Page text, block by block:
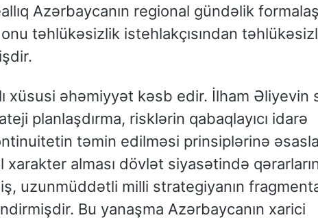
Azərbaycanın regional gündəlik
təhlükəsizlik istehlakçısından
xüsusi əhəmiyyət kəsb edir. İlham Əliyevin
planlaşdırma, risklərin qabaqlayıcı idarə
təmin edilməsi prinsiplərinə
alması dövlət siyasətində
uzunmüddətli milli strategiyanın
Bu yanaşma Azərbaycanın xarici